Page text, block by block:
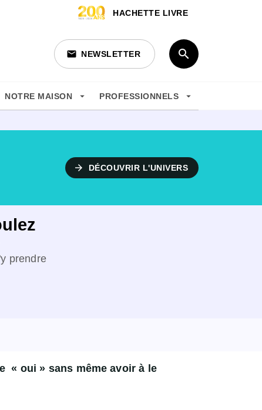
HACHETTE LIVRE
email NEWSLETTER search
NOTRE MAISON arrow_drop_down PROFESSIONNELS arrow_drop_down
arrow_forward DÉCOUVRIR L'UNIVERS
prendre
« oui » sans même avoir à le